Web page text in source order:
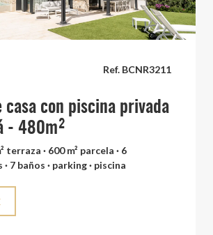
Ref. BCNR3211
casa con piscina privada
- 480m²
terraza · 600 m² parcela · 6
7 baños · parking · piscina